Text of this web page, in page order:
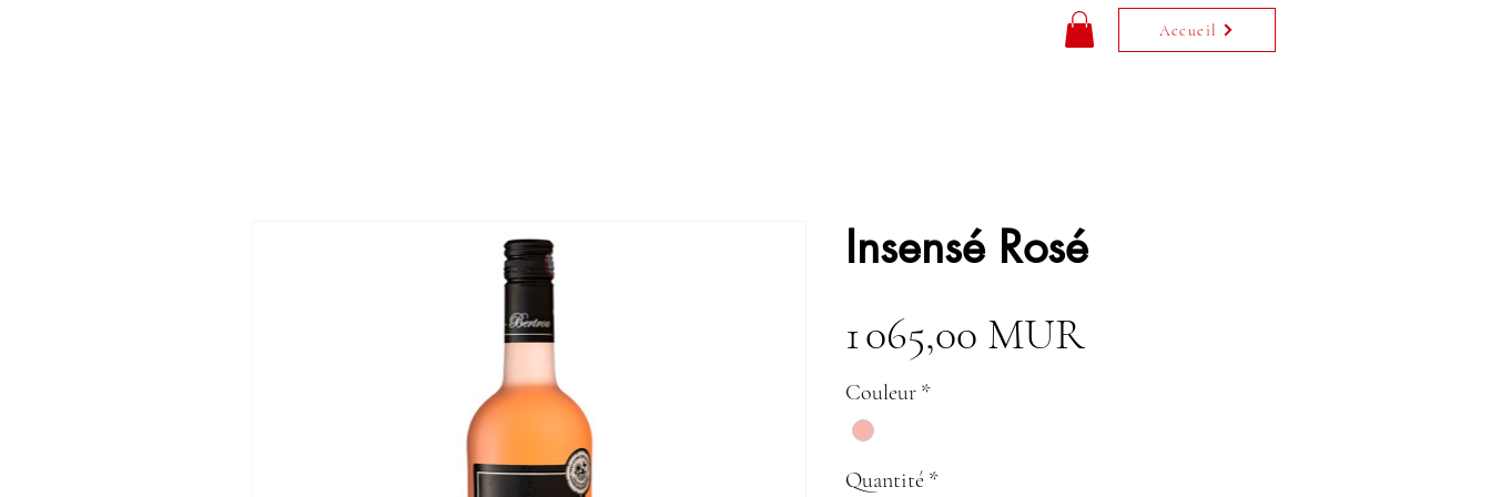
Accueil
Insensé Rosé
1 065,00 MURPrix
Couleur *
Quantité *